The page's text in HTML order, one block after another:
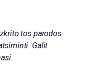
tos parodos
Galit